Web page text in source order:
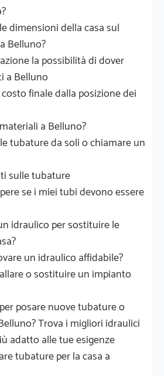
dimensioni della casa sul
Belluno?
la possibilità di dover
a Belluno
finale dalla posizione dei
a Belluno?
tubature da soli o chiamare un
sulle tubature
se i miei tubi devono essere
idraulico per sostituire le
un idraulico affidabile?
o sostituire un impianto
posare nuove tubature o
Trova i migliori idraulici
adatto alle tue esigenze
tubature per la casa a